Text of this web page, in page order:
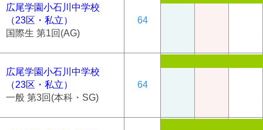
広尾学園小石川中学校
（23区・私立）
国際生 第1回(AG)
64
広尾学園小石川中学校
（23区・私立）
一般 第3回(本科・SG)
64